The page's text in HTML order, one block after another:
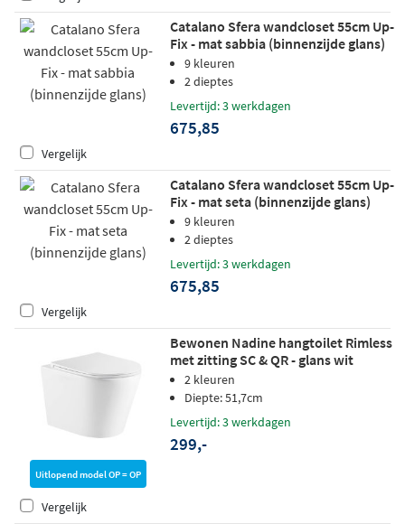
Catalano Sfera wandcloset 55cm Up-
Fix - mat sabbia (binnenzijde glans)
9 kleuren
2 dieptes
Levertijd: 3 werkdagen
675,85
Vergelijk
Catalano Sfera wandcloset 55cm Up-
Fix - mat seta (binnenzijde glans)
9 kleuren
2 dieptes
Levertijd: 3 werkdagen
675,85
Vergelijk
Uitlopend model OP = OP
Bewonen Nadine hangtoilet Rimless
met zitting SC & QR - glans wit
2 kleuren
Diepte: 51,7cm
Levertijd: 3 werkdagen
299,-
Vergelijk